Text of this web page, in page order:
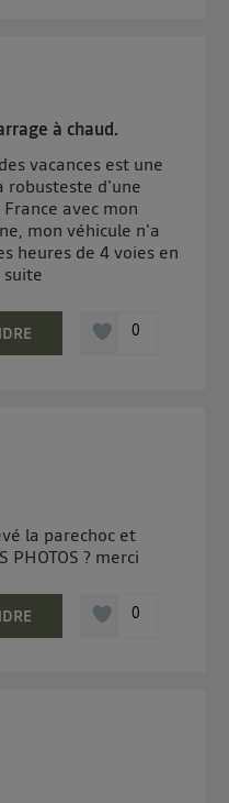
à chaud.
vacances est une
robusteste d'une
avec mon
mon véhicule n'a
heures de 4 voies en
0
la parechoc et
PHOTOS ? merci
0
connexion internet.
utilisant la même
général :
la personnalisation sera basée
foyer ayant consentis.
sera basée
l'utilisateur du mobile.
ce consentement
la Politique
personnelles